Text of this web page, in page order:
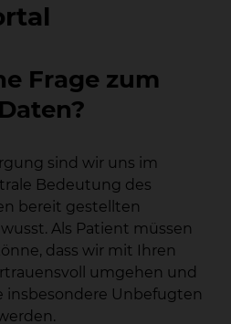
Frage zum
sind wir uns im
Bedeutung des
bereit gestellten
Als Patient müssen
dass wir mit Ihren
umgehen und
insbesondere Unbefugten